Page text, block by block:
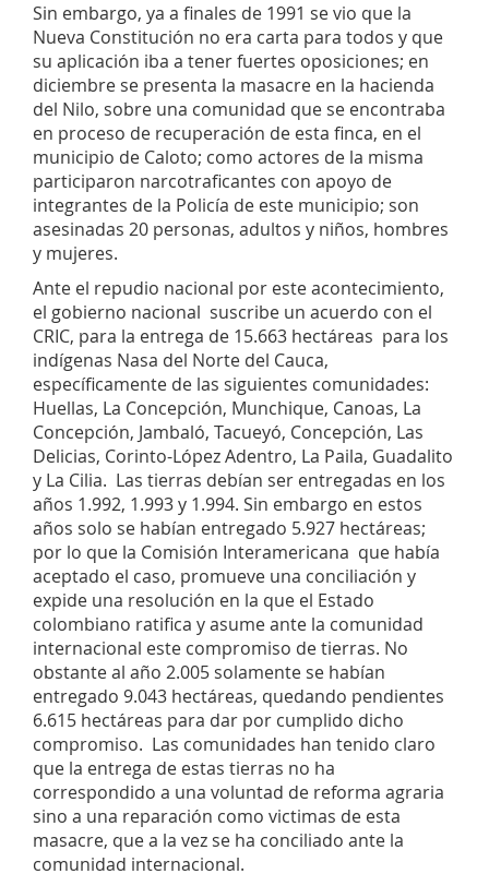
Sin embargo, ya a finales de 1991 se vio que la
Nueva Constitución no era carta para todos y que
su aplicación iba a tener fuertes oposiciones; en
diciembre se presenta la masacre en la hacienda
del Nilo, sobre una comunidad que se encontraba
en proceso de recuperación de esta finca, en el
municipio de Caloto; como actores de la misma
participaron narcotraficantes con apoyo de
integrantes de la Policía de este municipio; son
asesinadas 20 personas, adultos y niños, hombres
y mujeres.
Ante el repudio nacional por este acontecimiento,
el gobierno nacional suscribe un acuerdo con el
CRIC, para la entrega de 15.663 hectáreas para los
indígenas Nasa del Norte del Cauca,
específicamente de las siguientes comunidades:
Huellas, La Concepción, Munchique, Canoas, La
Concepción, Jambaló, Tacueyó, Concepción, Las
Delicias, Corinto-López Adentro, La Paila, Guadalito
y La Cilia. Las tierras debían ser entregadas en los
años 1.992, 1.993 y 1.994. Sin embargo en estos
años solo se habían entregado 5.927 hectáreas;
por lo que la Comisión Interamericana que había
aceptado el caso, promueve una conciliación y
expide una resolución en la que el Estado
colombiano ratifica y asume ante la comunidad
internacional este compromiso de tierras. No
obstante al año 2.005 solamente se habían
entregado 9.043 hectáreas, quedando pendientes
6.615 hectáreas para dar por cumplido dicho
compromiso. Las comunidades han tenido claro
que la entrega de estas tierras no ha
correspondido a una voluntad de reforma agraria
sino a una reparación como victimas de esta
masacre, que a la vez se ha conciliado ante la
comunidad internacional.